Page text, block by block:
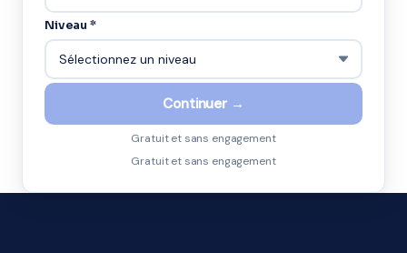
Niveau *
Continuer →
Gratuit et sans engagement
Gratuit et sans engagement